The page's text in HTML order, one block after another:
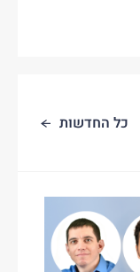
כל החדשות